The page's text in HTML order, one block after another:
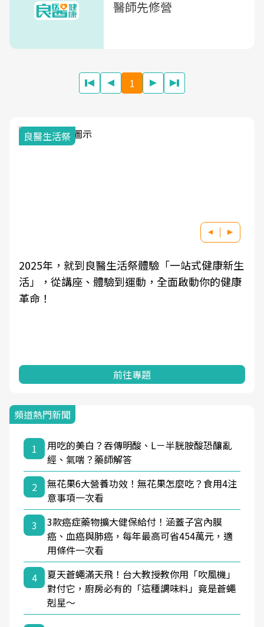
醫師先修營
1
我與健康韌性的距離
良醫健康網從「換季的身體變化」出發，透過醫
學觀點與日常感受的對話，建立對亞健康的認
知，進而引導實際的改善行動。
前往專題
頻道熱門新聞
1
用吃的美白？吞傳明酸、L－半胱胺酸恐釀亂
經、氣喘？藥師解答
2
無花果6大營養功效！無花果怎麼吃？食用4注
意事項一次看
3
3款癌症藥物擴大健保給付！涵蓋子宮內膜
癌、血癌與肺癌，每年最高可省454萬元，適
用條件一次看
4
夏天蒼蠅滿天飛！台大教授教你用「吹風機」
對付它，廚房必有的「這種調味料」竟是蒼蠅
剋星～